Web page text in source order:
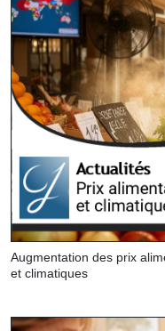
Augmentation des prix
et climatiques